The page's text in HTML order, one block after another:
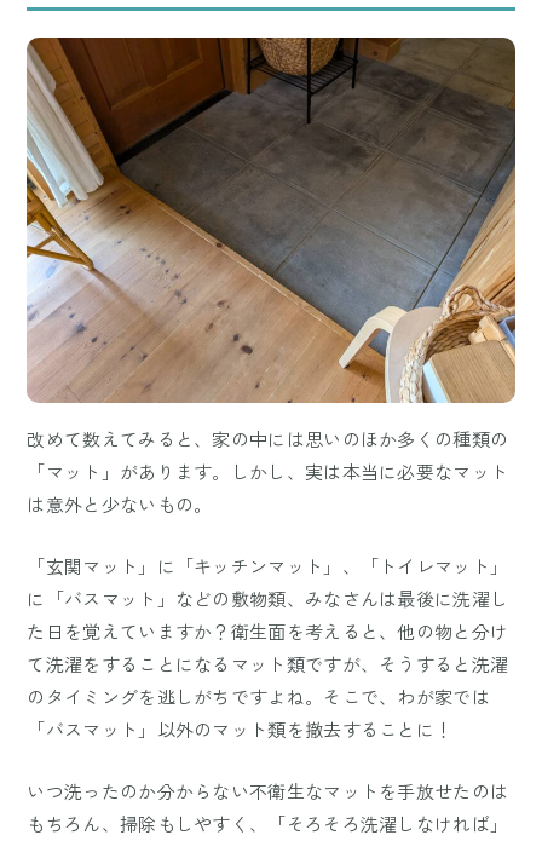
改めて数えてみると、家の中には思いのほか多くの種類の
「マット」があります。しかし、実は本当に必要なマット
は意外と少ないもの。
「玄関マット」に「キッチンマット」、「トイレマット」
に「バスマット」などの敷物類、みなさんは最後に洗濯し
た日を覚えていますか？衛生面を考えると、他の物と分け
て洗濯をすることになるマット類ですが、そうすると洗濯
のタイミングを逃しがちですよね。そこで、わが家では
「バスマット」以外のマット類を撤去することに！
いつ洗ったのか分からない不衛生なマットを手放せたのは
もちろん、掃除もしやすく、「そろそろ洗濯しなければ」